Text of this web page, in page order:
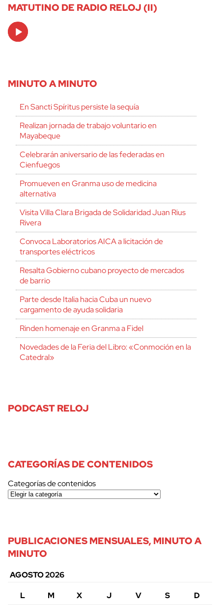
MATUTINO DE RADIO RELOJ (II)
Audio
Player
MINUTO A MINUTO
En Sancti Spíritus persiste la sequía
Realizan jornada de trabajo voluntario en
Mayabeque
Celebrarán aniversario de las federadas en
Cienfuegos
Promueven en Granma uso de medicina
alternativa
Visita Villa Clara Brigada de Solidaridad Juan Rius
Rivera
Convoca Laboratorios AICA a licitación de
transportes eléctricos
Resalta Gobierno cubano proyecto de mercados
de barrio
Parte desde Italia hacia Cuba un nuevo
cargamento de ayuda solidaria
Rinden homenaje en Granma a Fidel
Novedades de la Feria del Libro: «Conmoción en la
Catedral»
PODCAST RELOJ
CATEGORÍAS DE CONTENIDOS
Categorías de contenidos
PUBLICACIONES MENSUALES, MINUTO A
MINUTO
AGOSTO 2026
L
M X J V S D